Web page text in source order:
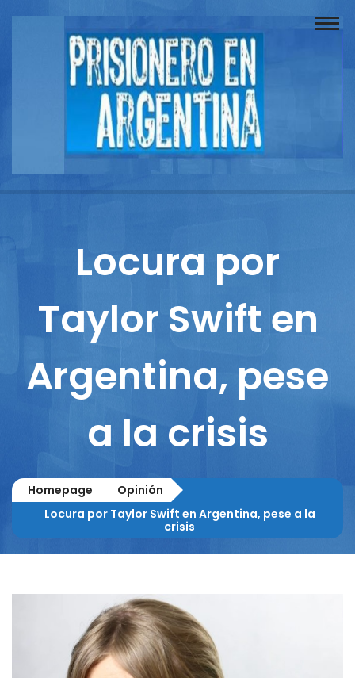
Buscador
Documentos
Columnistas
Locura por
Taylor Swift en
Argentina, pese
a la crisis
Homepage
Opinión
Locura por Taylor Swift en Argentina, pese a la
crisis